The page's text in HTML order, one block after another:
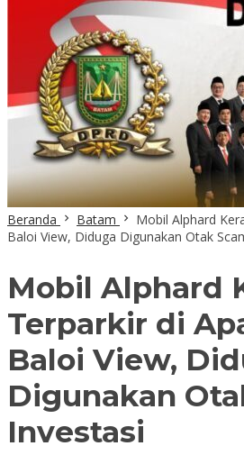
Beranda Batam
Mobil Alphard
Baloi View, Diduga Digunakan Otak
Mobil Alphard
Terparkir di
Baloi View,
Digunakan
Investasi